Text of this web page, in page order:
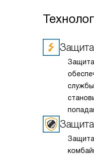
Защита
службы
Защита